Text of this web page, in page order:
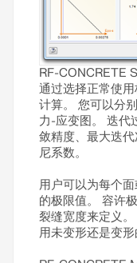
RF-CONCRETE
通过选择正常使
计算。 您可以分
力-应变图。 迭代
敛精度、最大迭
尼系数。
用户可以为每个
的极限值。 容许
裂缝宽度来定义
用未变形还是变形